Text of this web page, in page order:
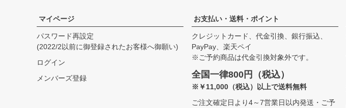
マイページ
パスワード再設定
(2022/2以前に御登録されたお客様へ御願い)
ログイン
メンバーズ登録
お支払い・送料・ポイント
クレジットカード、代金引換、銀行振込、
PayPay、楽天ペイ
※ご予約商品は代金引換対象外です。
全国一律800円（税込）
※￥11,000（税込）以上で送料無料
ご注文確定日より4～7営業日以内発送・ご予